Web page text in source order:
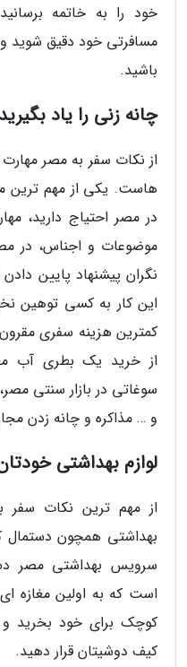
خود را به خاتمه
مسافرتی خود دقیق شوید
باشید.
چانه زنی را یاد بگیرید
از نکات سفر به مصر
هاست. یکی از مهم ترین
در مصر احتیاج دارید،
موضوعات و اجناس، در
نگران پیشنهاد پایین
این کار به کسی توهین
کمترین هزینه سفری
از خرید یک بطری آب
سوغاتی در بازار سنتی
و … مذاکره و چانه زدن
لوازم بهداشتی
از مهم ترین نکات سفر
بهداشتی همچون دستمال
سرویس بهداشتی مصر
است که به اولین مغازه
کوچک برای خود بخرید و
کیف دوشیتان قرار دهید.